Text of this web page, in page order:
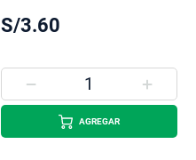
S/3.60
AGREGAR